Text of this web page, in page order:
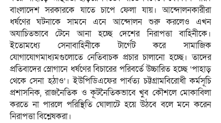
বাংলাদেশ সরকারকে যাতে চাপে ফেলা যায়। আন্দোলনকারীরা
ধর্ষণের ঘটনাকে সামনে এনে আন্দোলন শুরু করলেও এখন
অযাচিতভাবে টেনে আনা হচ্ছে দেশের নিরাপত্তা বাহিনীকে।
ইতোমধ্যে সেনাবাহিনীকে টার্গেট করে সামাজিক
যোগাযোগমাধ্যমগুলোতে নেতিবাচক প্রচার চালানো হচ্ছে। তাদের
প্রতিবাদের স্লোগানে ধর্ষণের বিচারের পরিবর্তে উচ্চারিত হচ্ছে ‘পাহাড়
থেকে সেনা হঠাও’। ইউপিডিএফের পার্বত্য চট্টগ্রামবিরোধী কর্মসূচি
প্রশাসনিক, রাজনৈতিক ও কূটনৈতিকভাবে খুব কৌশলে মোকাবিলা
করতে না পারলে পরিস্থিতি ঘোলাটে হয়ে উঠবে বলে মনে করেন
নিরাপত্তা বিশ্লেষকরা।